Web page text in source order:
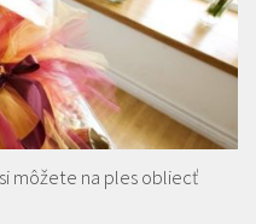
môžete na ples obliecť